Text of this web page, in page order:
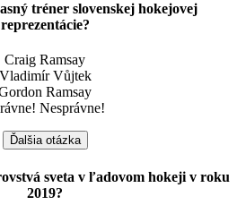
tréner slovenskej hokejovej
reprezentácie?
Craig Ramsay
Vladimír Vůjtek
Ramsay
Nesprávne!
Ďalšia otázka
sveta v ľadovom hokeji v roku
2019?